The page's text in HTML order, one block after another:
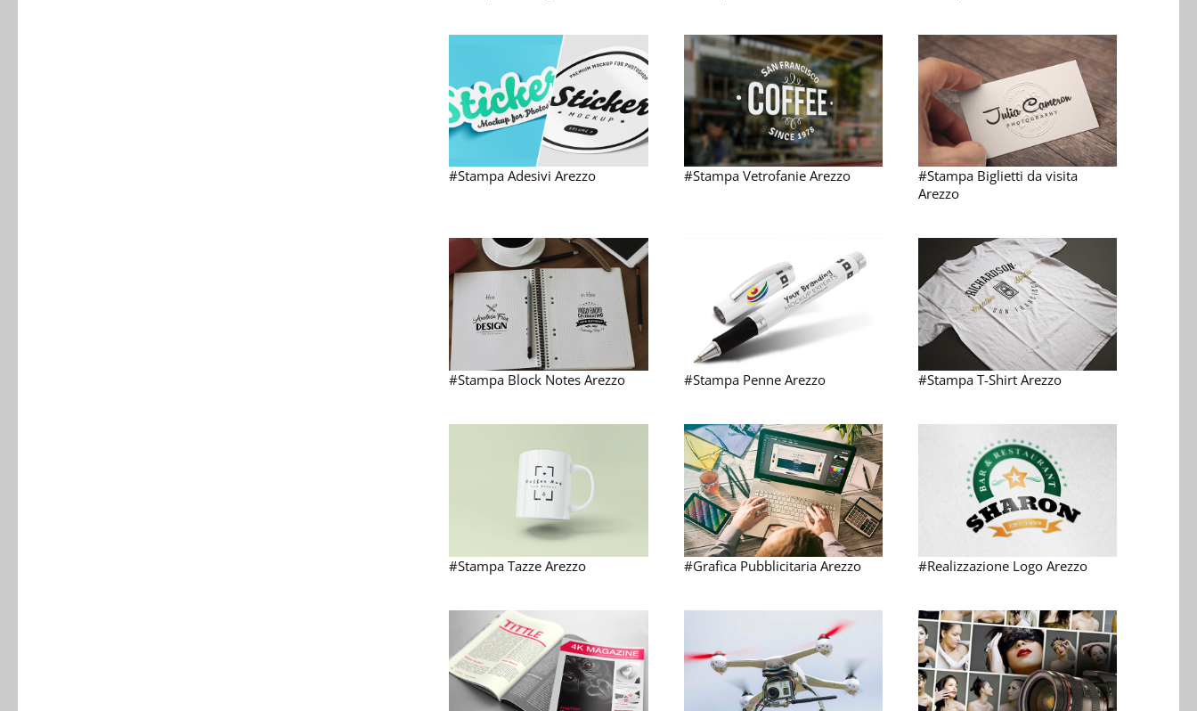
#Stampa Adesivi Arezzo #Stampa Vetrofanie Arezzo
#Stampa Biglietti da visita
Arezzo
#Stampa Block Notes Arezzo #Stampa Penne Arezzo #Stampa T-Shirt Arezzo
#Stampa Tazze Arezzo #Grafica Pubblicitaria Arezzo #Realizzazione Logo Arezzo